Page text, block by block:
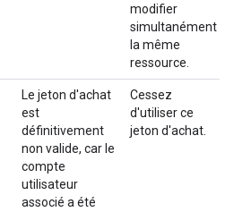
modifier
simultanément
la même
ressource.
Le jeton d'achat
est
définitivement
non valide, car le
compte
utilisateur
associé a été
Cessez
d'utiliser ce
jeton d'achat.